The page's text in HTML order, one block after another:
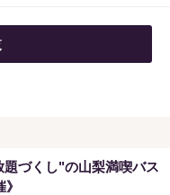
題づくし"の山梨満喫バス